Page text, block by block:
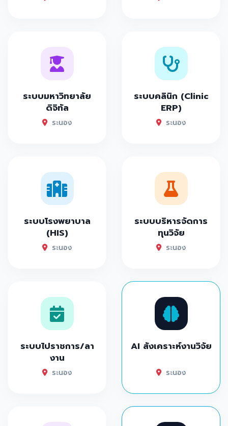
ระบบมหาวิทยาลัย
ดิจิทัล
ระนอง
ระบบคลินิก (Clinic
ERP)
ระนอง
ระบบโรงพยาบาล
(HIS)
ระนอง
ระบบบริหารจัดการ
ทุนวิจัย
ระนอง
ระบบไปราชการ/ลา
งาน
ระนอง
AI สังเคราะห์งานวิจัย
ระนอง